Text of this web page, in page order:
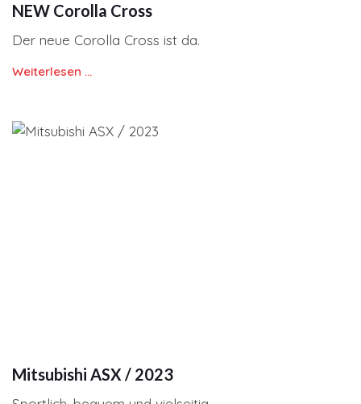
NEW Corolla Cross
Der neue Corolla Cross ist da.
Weiterlesen …
Mitsubishi ASX / 2023